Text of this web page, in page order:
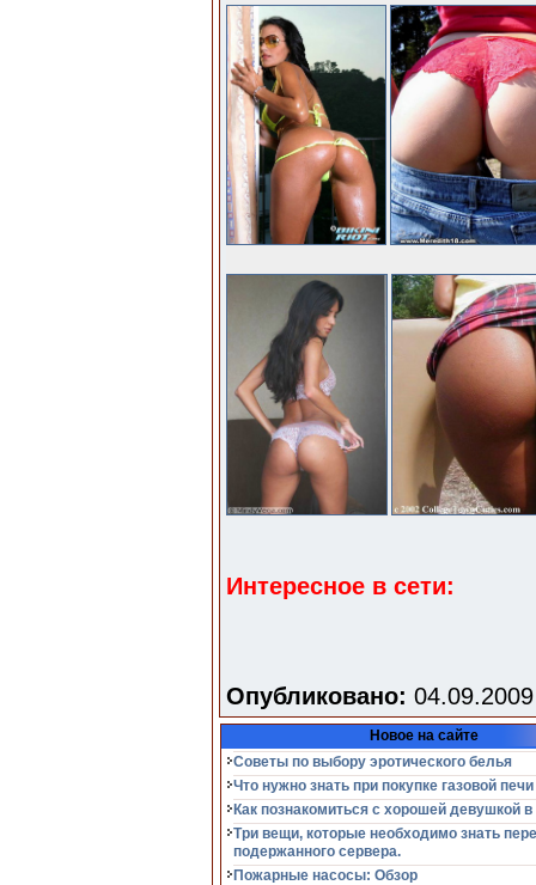
Интересное в сети:
Опубликовано:
Новое на сайте
Советы по выбору эротического белья
Что нужно знать при покупке газовой печи
Как познакомиться с хорошей девушкой в
Три вещи, которые необходимо знать
подержанного сервера.
Пожарные насосы: Обзор